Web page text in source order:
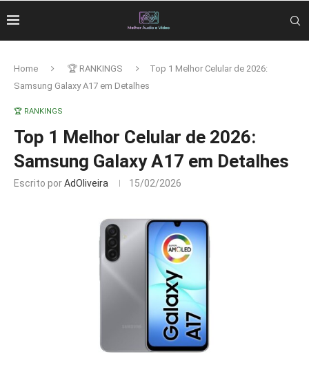
Home 🏆 RANKINGS
Top 1 Melhor Celular de 2026:
Samsung Galaxy A17 em Detalhes
🏆 RANKINGS
Top 1 Melhor Celular de 2026:
Samsung Galaxy A17 em Detalhes
Escrito porAdOliveira 15/02/2026